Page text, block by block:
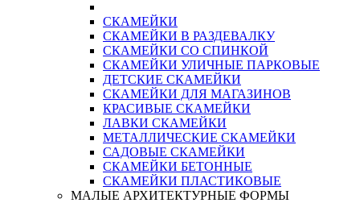
СКАМЕЙКИ
СКАМЕЙКИ В РАЗДЕВАЛКУ
СКАМЕЙКИ СО СПИНКОЙ
СКАМЕЙКИ УЛИЧНЫЕ ПАРКОВЫЕ
ДЕТСКИЕ СКАМЕЙКИ
СКАМЕЙКИ ДЛЯ МАГАЗИНОВ
КРАСИВЫЕ СКАМЕЙКИ
ЛАВКИ СКАМЕЙКИ
МЕТАЛЛИЧЕСКИЕ СКАМЕЙКИ
САДОВЫЕ СКАМЕЙКИ
СКАМЕЙКИ БЕТОННЫЕ
СКАМЕЙКИ ПЛАСТИКОВЫЕ
МАЛЫЕ АРХИТЕКТУРНЫЕ ФОРМЫ